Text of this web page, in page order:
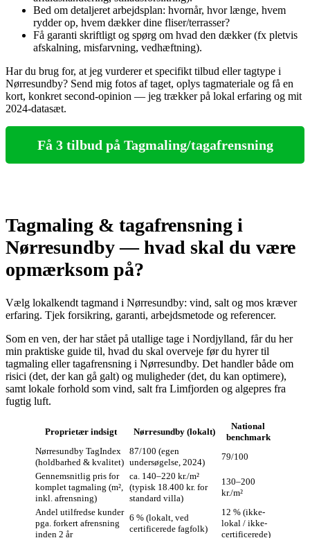
Bed om detaljeret arbejdsplan: hvornår, hvor længe, hvem
rydder op, hvem dækker dine fliser/terrasser?
Få garanti skriftligt og spørg om hvad den dækker (fx pletvis
afskalning, misfarvning, vedhæftning).
Har du brug for, at jeg vurderer et specifikt tilbud eller tagtype i
Nørresundby? Send mig fotos af taget, oplys tagmateriale og få en
kort, konkret second‑opinion — jeg trækker på lokal erfaring og mit
2024‑datasæt.
Få 3 tilbud på Tagmaling/tagafrensning
Tagmaling & tagafrensning i
Nørresundby — hvad skal du være
opmærksom på?
Vælg lokalkendt tagmand i Nørresundby: vind, salt og mos kræver
erfaring. Tjek forsikring, garanti, arbejdsmetode og referencer.
Som en ven, der har stået på utallige tage i Nordjylland, får du her
min praktiske guide til, hvad du skal overveje før du hyrer til
tagmaling eller tagafrensning i Nørresundby. Det handler både om
risici (det, der kan gå galt) og muligheder (det, du kan optimere),
samt lokale forhold som vind, salt fra Limfjorden og algepres fra
fugtig luft.
Proprietær indsigt Nørresundby (lokalt)
National
benchmark
Nørresundby TagIndex
(holdbarhed & kvalitet)
87/100 (egen
undersøgelse, 2024)
79/100
Gennemsnitlig pris for
komplet tagmaling (m²,
inkl. afrensning)
ca. 140–220 kr./m²
(typisk 18.400 kr. for
standard villa)
130–200
kr./m²
Andel utilfredse kunder
pga. forkert afrensning
inden 2 år
6 % (lokalt, ved
certificerede fagfolk)
12 % (ikke-
lokal / ikke-
certificerede)